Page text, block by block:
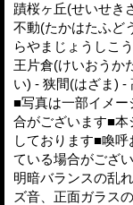
蹟桜ヶ丘(せいせき
不動(たかはたふど
らやまじょうしこ
王片倉(けいおうか
い) - 狭間(はざま) -
■写真は一部イメ
合がございます■
しております■喚
ている場合がござ
明暗バランスの乱
ズ音、正面ガラス